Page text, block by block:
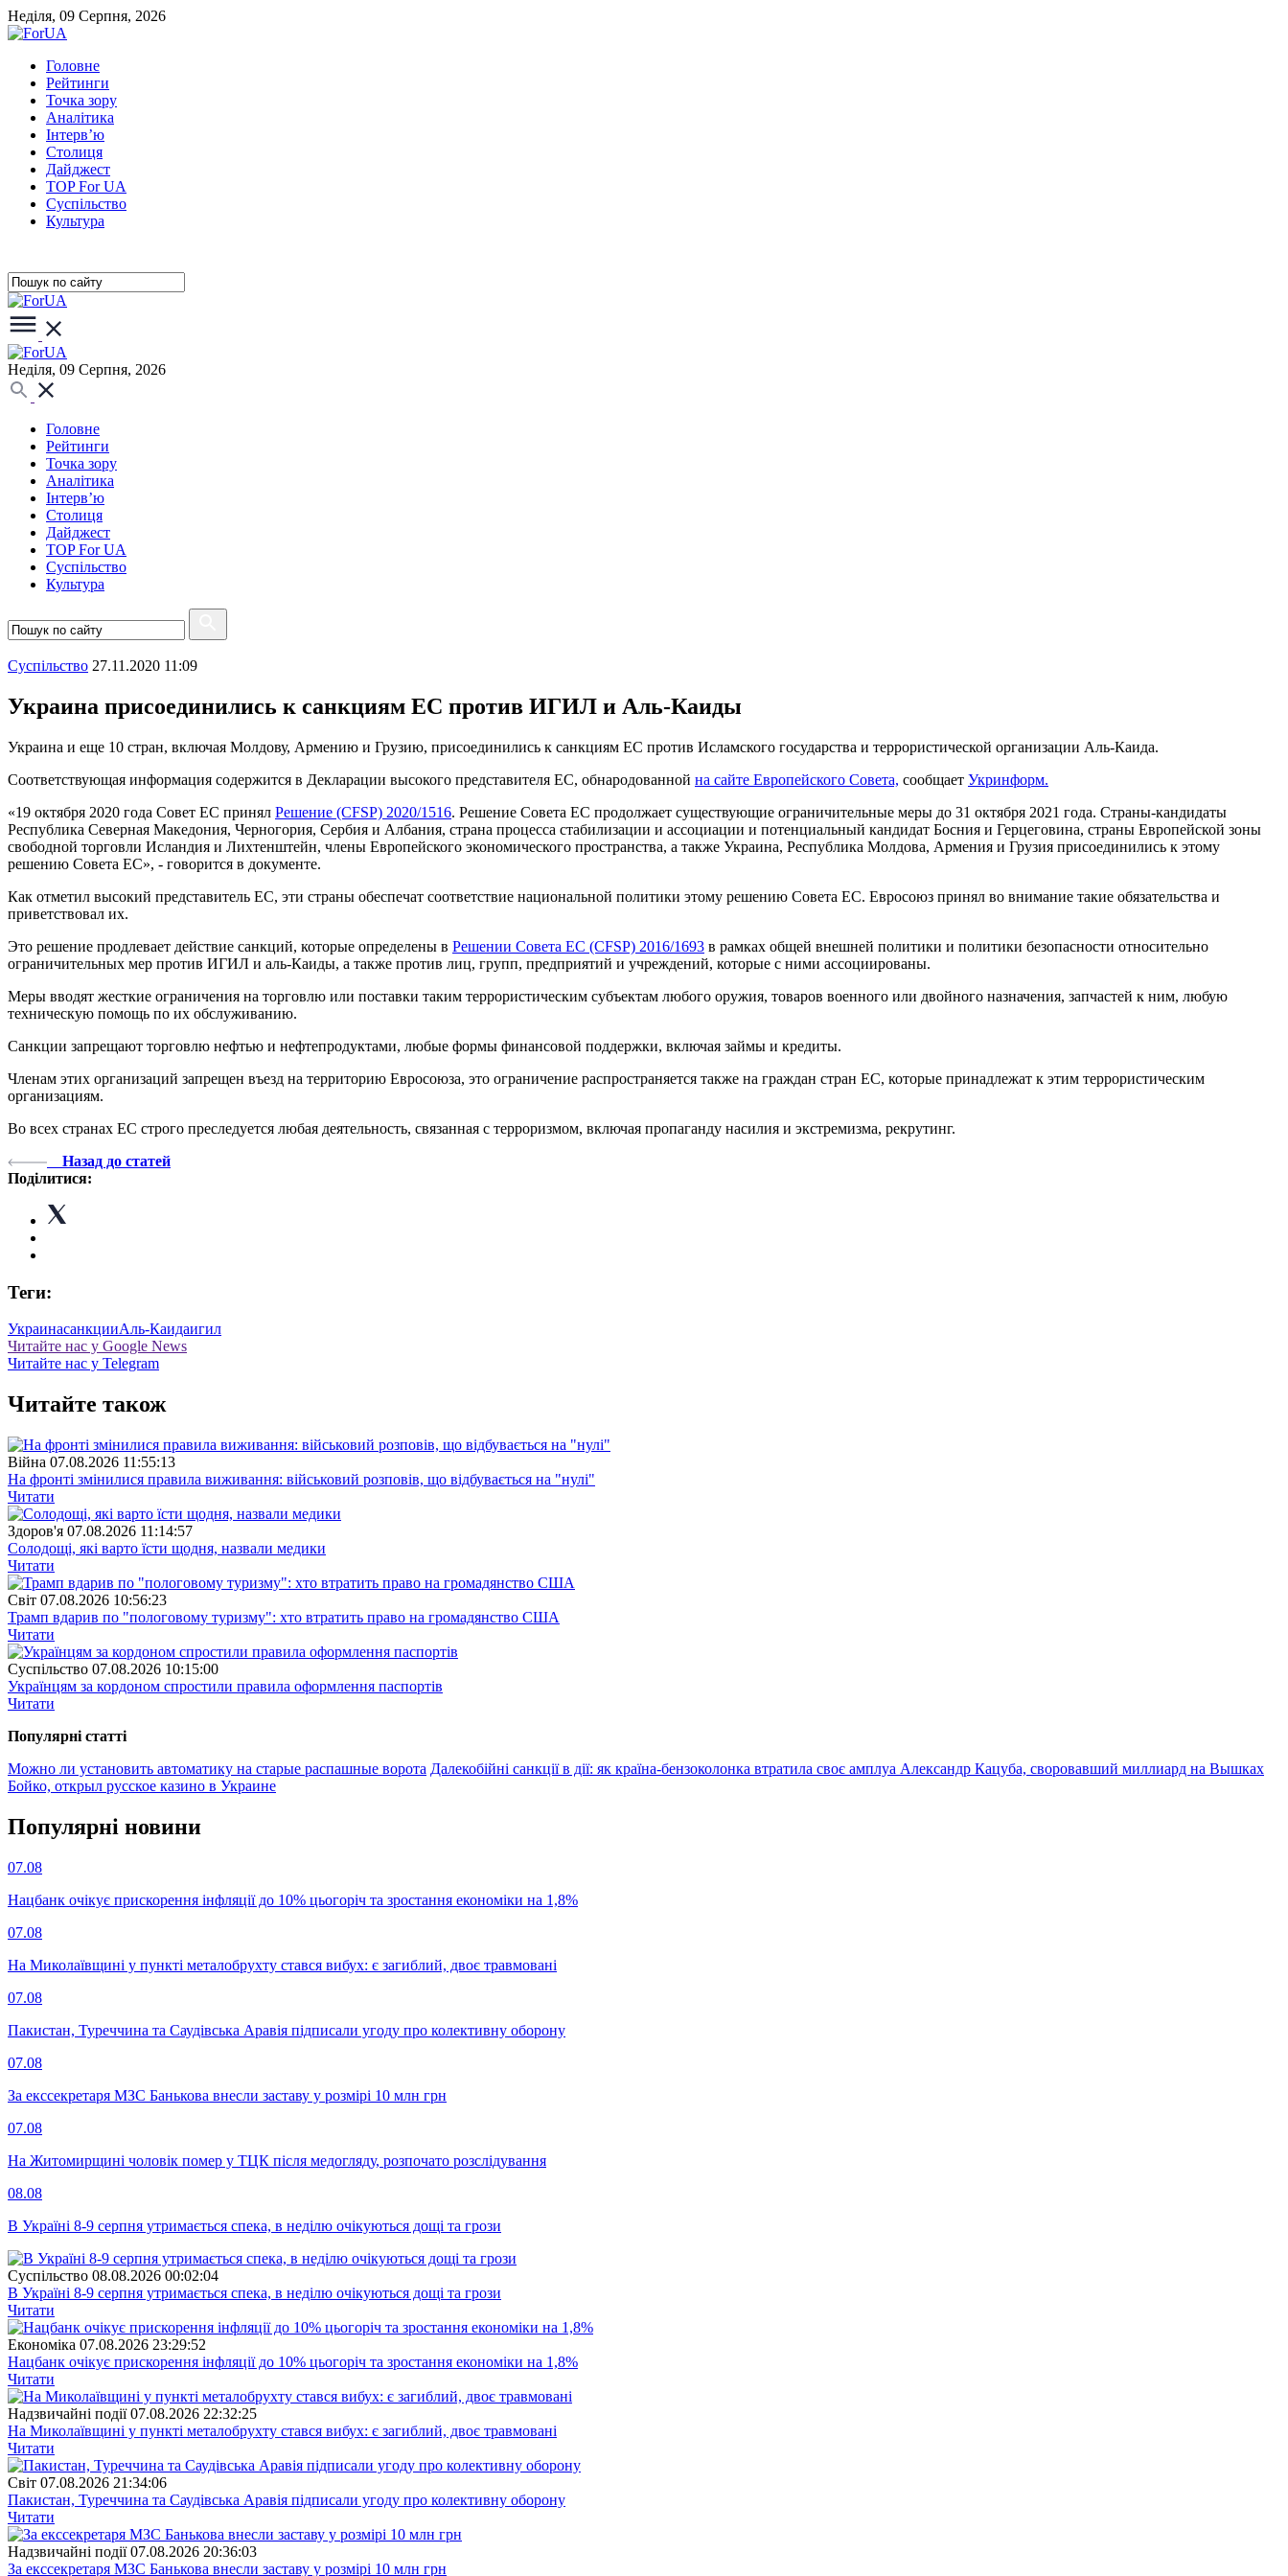
Неділя, 09 Серпня, 2026
Головне
Рейтинги
Точка зору
Аналітика
Інтерв’ю
Столиця
Дайджест
TOP For UA
Суспiльство
Культура
Неділя, 09 Серпня, 2026
Головне
Рейтинги
Точка зору
Аналітика
Інтерв’ю
Столиця
Дайджест
TOP For UA
Суспiльство
Культура
Суспiльство 27.11.2020 11:09
Украина присоединились к санкциям ЕС против ИГИЛ и Аль-Каиды
Украина и еще 10 стран, включая Молдову, Армению и Грузию, присоединились к санкциям ЕС против Исламского государства и террористической организации Аль-Каида.
Соответствующая информация содержится в Декларации высокого представителя ЕС, обнародованной на сайте Европейского Совета, сообщает Укринформ.
«19 октября 2020 года Совет ЕС принял Решение (CFSP) 2020/1516. Решение Совета ЕС продолжает существующие ограничительные меры до 31 октября 2021 года. Страны-кандидаты
Республика Северная Македония, Черногория, Сербия и Албания, страна процесса стабилизации и ассоциации и потенциальный кандидат Босния и Герцеговина, страны Европейской зоны
свободной торговли Исландия и Лихтенштейн, члены Европейского экономического пространства, а также Украина, Республика Молдова, Армения и Грузия присоединились к этому
решению Совета ЕС», - говорится в документе.
Как отметил высокий представитель ЕС, эти страны обеспечат соответствие национальной политики этому решению Совета ЕС. Евросоюз принял во внимание такие обязательства и
приветствовал их.
Это решение продлевает действие санкций, которые определены в Решении Совета ЕС (CFSP) 2016/1693 в рамках общей внешней политики и политики безопасности относительно
ограничительных мер против ИГИЛ и аль-Каиды, а также против лиц, групп, предприятий и учреждений, которые с ними ассоциированы.
Меры вводят жесткие ограничения на торговлю или поставки таким террористическим субъектам любого оружия, товаров военного или двойного назначения, запчастей к ним, любую
техническую помощь по их обслуживанию.
Санкции запрещают торговлю нефтью и нефтепродуктами, любые формы финансовой поддержки, включая займы и кредиты.
Членам этих организаций запрещен въезд на территорию Евросоюза, это ограничение распространяется также на граждан стран ЕС, которые принадлежат к этим террористическим
организациям.
Во всех странах ЕС строго преследуется любая деятельность, связанная с терроризмом, включая пропаганду насилия и экстремизма, рекрутинг.
Назад до статей
Поділитися:
Теги:
УкраинасанкцииАль-Каидаигил
Читайте нас у Google News
Читайте нас у Telegram
Читайте також
Війна 07.08.2026 11:55:13
На фронті змінилися правила виживання: військовий розповів, що відбувається на "нулі"
Читати
Здоров'я 07.08.2026 11:14:57
Солодощі, які варто їсти щодня, назвали медики
Читати
Свiт 07.08.2026 10:56:23
Трамп вдарив по "пологовому туризму": хто втратить право на громадянство США
Читати
Суспiльство 07.08.2026 10:15:00
Українцям за кордоном спростили правила оформлення паспортів
Читати
Популярнi статтi
Можно ли установить автоматику на старые распашные ворота Далекобійні санкції в дії: як країна-бензоколонка втратила своє амплуа Александр Кацуба, своровавший миллиард на Вышках
Бойко, открыл русское казино в Украине
Популярнi новини
07.08
Нацбанк очікує прискорення інфляції до 10% цьогоріч та зростання економіки на 1,8%
07.08
На Миколаївщині у пункті металобрухту стався вибух: є загиблий, двоє травмовані
07.08
Пакистан, Туреччина та Саудівська Аравія підписали угоду про колективну оборону
07.08
За екссекретаря МЗС Банькова внесли заставу у розмірі 10 млн грн
07.08
На Житомирщині чоловік помер у ТЦК після медогляду, розпочато розслідування
08.08
В Україні 8-9 серпня утримається спека, в неділю очікуються дощі та грози
Суспiльство 08.08.2026 00:02:04
В Україні 8-9 серпня утримається спека, в неділю очікуються дощі та грози
Читати
Економіка 07.08.2026 23:29:52
Нацбанк очікує прискорення інфляції до 10% цьогоріч та зростання економіки на 1,8%
Читати
Надзвичайні події 07.08.2026 22:32:25
На Миколаївщині у пункті металобрухту стався вибух: є загиблий, двоє травмовані
Читати
Свiт 07.08.2026 21:34:06
Пакистан, Туреччина та Саудівська Аравія підписали угоду про колективну оборону
Читати
Надзвичайні події 07.08.2026 20:36:03
За екссекретаря МЗС Банькова внесли заставу у розмірі 10 млн грн